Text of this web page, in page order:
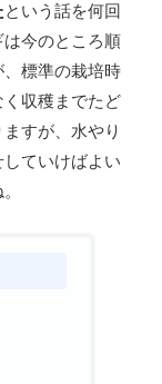
という話を何回
今のところ順
標準の栽培時
収穫までたど
すが、水やり
ていけばよい